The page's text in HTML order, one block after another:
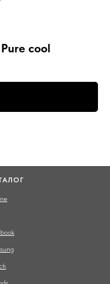
cool